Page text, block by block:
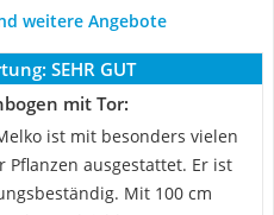
weitere Angebote
SEHR GUT
mit Tor:
ist mit besonders vielen
ausgestattet. Er ist
Mit 100 cm